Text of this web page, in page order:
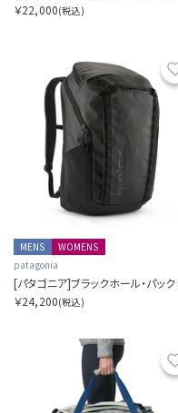
￥22,000(税込)
MENS
WOMENS
patagonia
[パタゴニア]ブラックホール・パック
￥24,200(税込)